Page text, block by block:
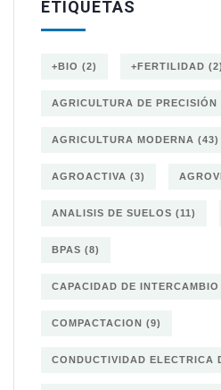
ETIQUETAS
+BIO (2) +FERTILIDAD (2)
AGRICULTURA DE PRECISIÓN
AGRICULTURA MODERNA (43)
AGROACTIVA (3)
ANALISIS DE SUELOS (11)
BPAS (8)
CAPACIDAD DE
COMPACTACION (9)
CONDUCTIVIDAD ELECTRICA